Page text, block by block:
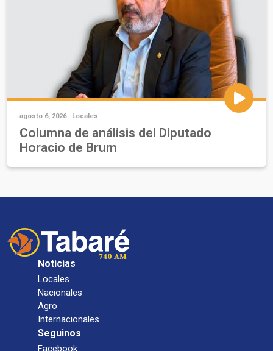
agosto 6, 2026 | Locales
Columna de análisis del Diputado
Horacio de Brum
Noticias
Locales
Nacionales
Agro
Internacionales
Seguinos
Facebook